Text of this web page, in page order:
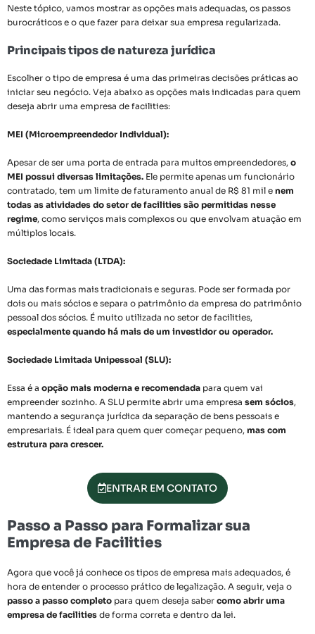
Neste tópico, vamos mostrar as opções mais adequadas, os passos
burocráticos e o que fazer para deixar sua empresa regularizada.
Principais tipos de natureza jurídica
Escolher o tipo de empresa é uma das primeiras decisões práticas ao
iniciar seu negócio. Veja abaixo as opções mais indicadas para quem
deseja abrir uma empresa de facilities:
MEI (Microempreendedor Individual):
Apesar de ser uma porta de entrada para muitos empreendedores, o
MEI possui diversas limitações. Ele permite apenas um funcionário
contratado, tem um limite de faturamento anual de R$ 81 mil e nem
todas as atividades do setor de facilities são permitidas nesse
regime, como serviços mais complexos ou que envolvam atuação em
múltiplos locais.
Sociedade Limitada (LTDA):
Uma das formas mais tradicionais e seguras. Pode ser formada por
dois ou mais sócios e separa o patrimônio da empresa do patrimônio
pessoal dos sócios. É muito utilizada no setor de facilities,
especialmente quando há mais de um investidor ou operador.
Sociedade Limitada Unipessoal (SLU):
Essa é a opção mais moderna e recomendada para quem vai
empreender sozinho. A SLU permite abrir uma empresa sem sócios,
mantendo a segurança jurídica da separação de bens pessoais e
empresariais. É ideal para quem quer começar pequeno, mas com
estrutura para crescer.
ENTRAR EM CONTATO
Passo a Passo para Formalizar sua
Empresa de Facilities
Agora que você já conhece os tipos de empresa mais adequados, é
hora de entender o processo prático de legalização. A seguir, veja o
passo a passo completo para quem deseja saber como abrir uma
empresa de facilities de forma correta e dentro da lei.